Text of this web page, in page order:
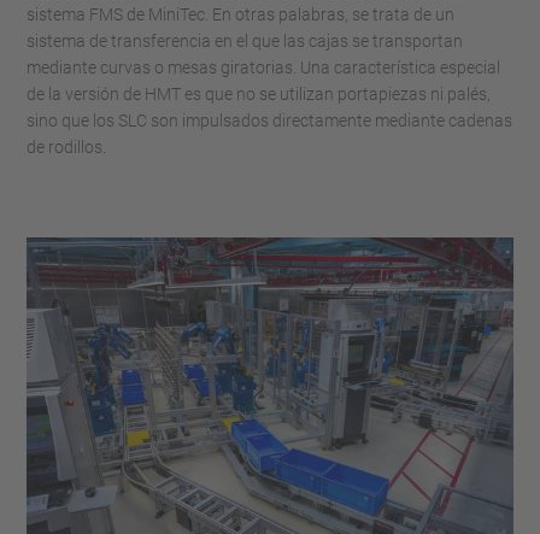
sistema FMS de MiniTec. En otras palabras, se trata de un
sistema de transferencia en el que las cajas se transportan
mediante curvas o mesas giratorias. Una característica especial
de la versión de HMT es que no se utilizan portapiezas ni palés,
sino que los SLC son impulsados directamente mediante cadenas
de rodillos.